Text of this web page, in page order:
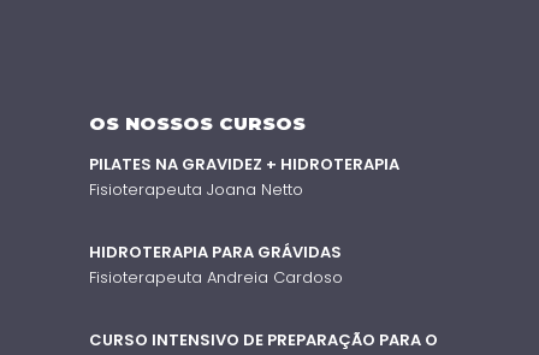
OS NOSSOS CURSOS
PILATES NA GRAVIDEZ + HIDROTERAPIA
Fisioterapeuta Joana Netto
HIDROTERAPIA PARA GRÁVIDAS
Fisioterapeuta Andreia Cardoso
CURSO INTENSIVO DE PREPARAÇÃO PARA O